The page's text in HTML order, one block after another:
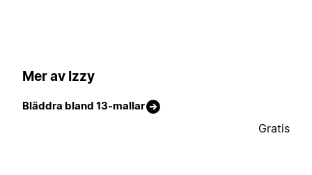
Mer av Izzy
Bläddra bland 13-mallar
Gratis